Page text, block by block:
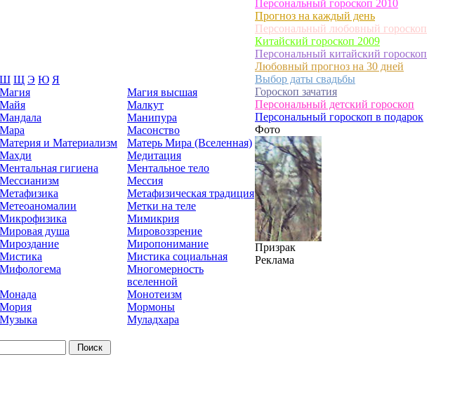
Ш Щ Э Ю Я
Магия
Магия высшая
Майя
Малкут
Мандала
Манипура
Мара
Масонство
Материя и Материализм
Матерь Мира (Вселенная)
Махди
Медитация
Ментальная гигиена
Ментальное тело
Мессианизм
Мессия
Метафизика
Метафизическая традиция
Метеоаномалии
Метки на теле
Микрофизика
Мимикрия
Мировая душа
Мировоззрение
Мироздание
Миропонимание
Мистика
Мистика социальная
Мифологема
Многомерность
вселенной
Монада
Монотеизм
Мория
Мормоны
Музыка
Муладхара
Персональный гороскоп 2010
Прогноз на каждый день
Персональный любовный гороскоп
Китайский гороскоп 2009
Персональный китайский гороскоп
Любовный прогноз на 30 дней
Выбор даты свадьбы
Гороскоп зачатия
Персональный детский гороскоп
Персональный гороскоп в подарок
Фото
Призрак
Реклама